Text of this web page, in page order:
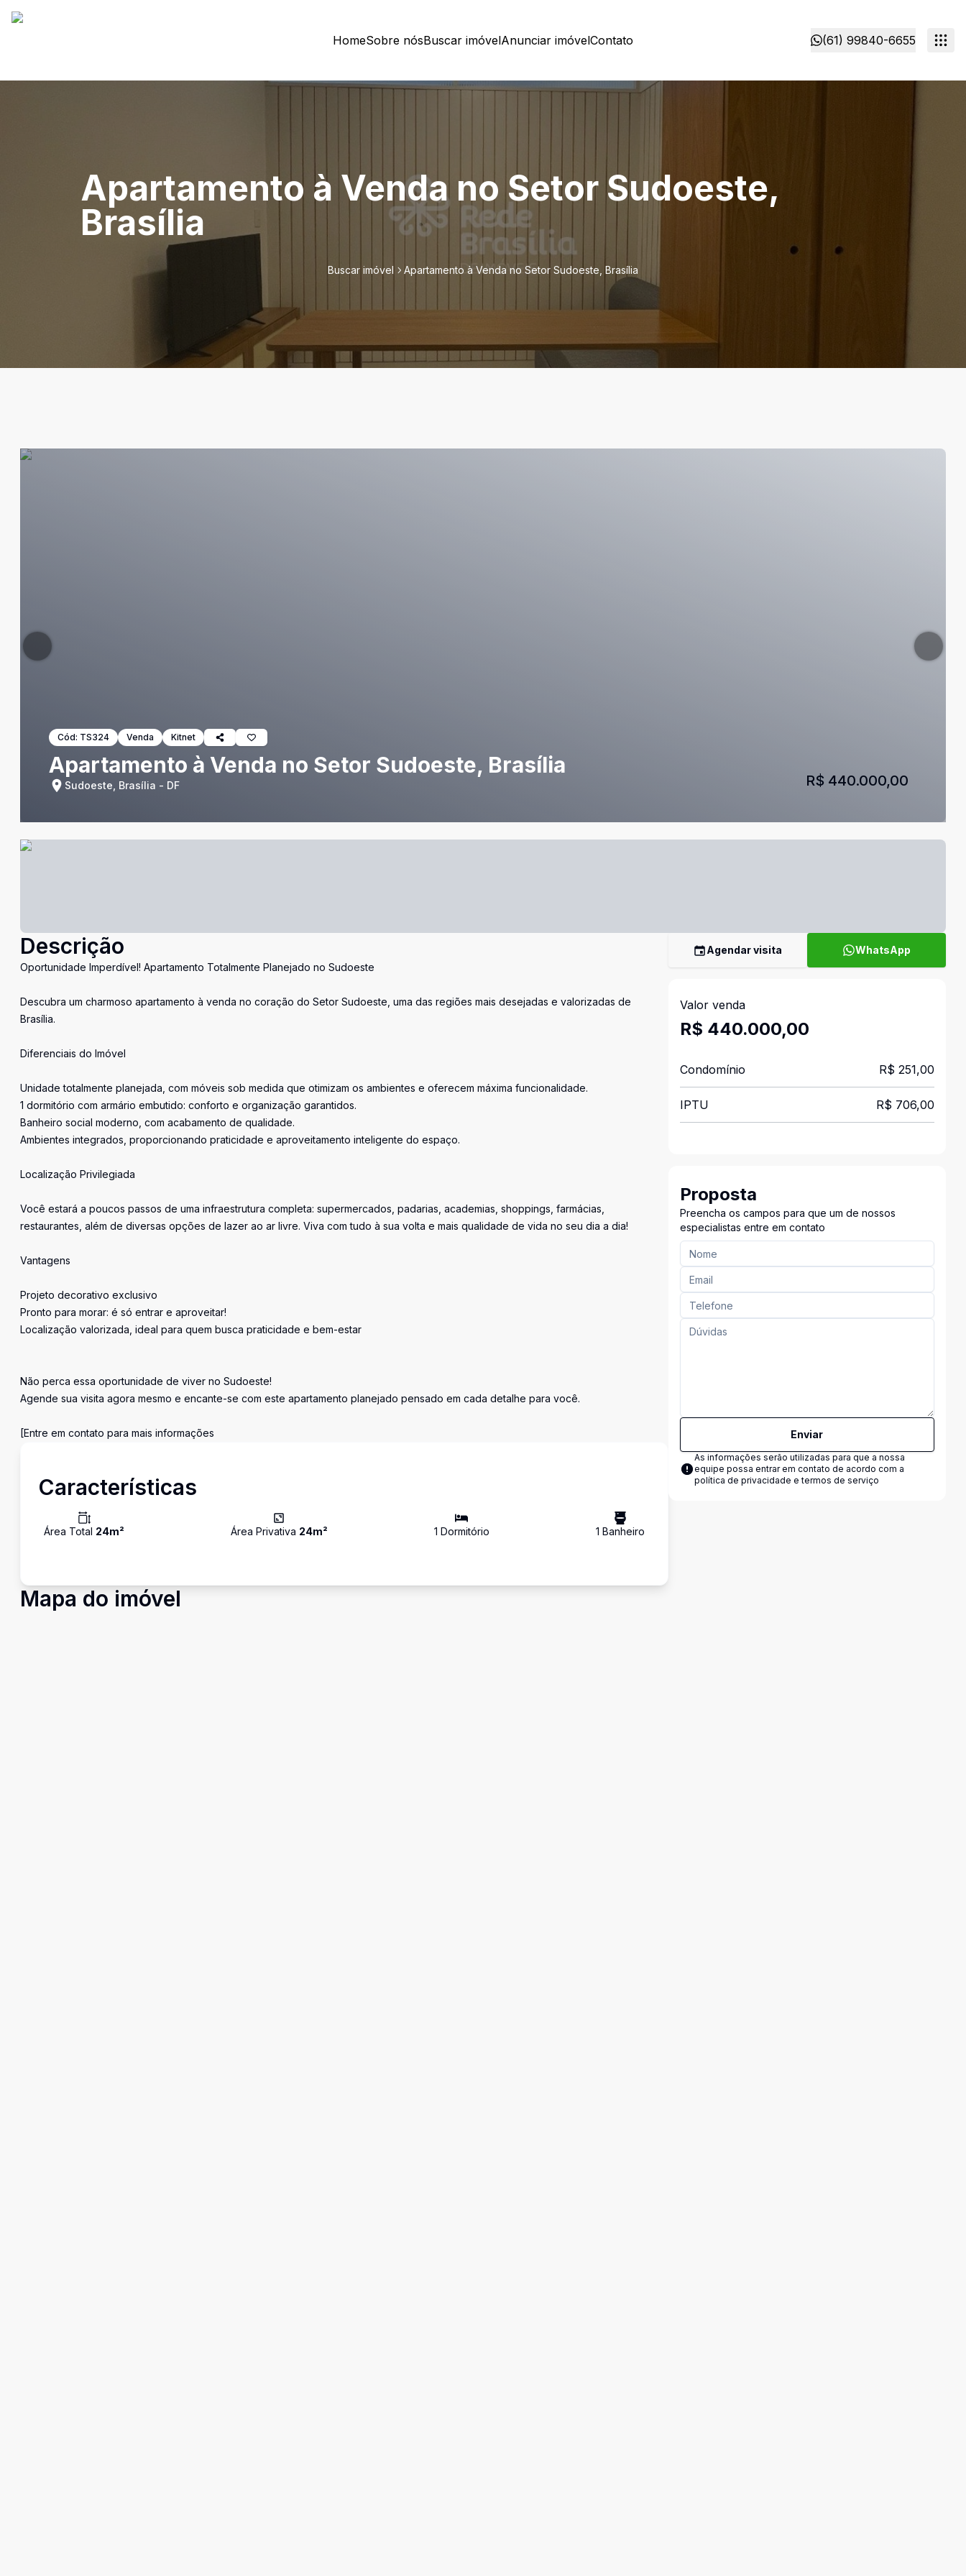
HomeSobre nósBuscar imóvelAnunciar imóvelContato (61) 99840-6655
Apartamento à Venda no Setor Sudoeste,
Brasília
Buscar imóvel Apartamento à Venda no Setor Sudoeste, Brasília
Cód: TS324 Venda Kitnet
Apartamento à Venda no Setor Sudoeste, Brasília
Sudoeste, Brasília - DF R$ 440.000,00
Descrição
Oportunidade Imperdível! Apartamento Totalmente Planejado no Sudoeste
Descubra um charmoso apartamento à venda no coração do Setor Sudoeste, uma das regiões mais desejadas e valorizadas de
Brasília.
Diferenciais do Imóvel
Unidade totalmente planejada, com móveis sob medida que otimizam os ambientes e oferecem máxima funcionalidade.
1 dormitório com armário embutido: conforto e organização garantidos.
Banheiro social moderno, com acabamento de qualidade.
Ambientes integrados, proporcionando praticidade e aproveitamento inteligente do espaço.
Localização Privilegiada
Você estará a poucos passos de uma infraestrutura completa: supermercados, padarias, academias, shoppings, farmácias,
restaurantes, além de diversas opções de lazer ao ar livre. Viva com tudo à sua volta e mais qualidade de vida no seu dia a dia!
Vantagens
Projeto decorativo exclusivo
Pronto para morar: é só entrar e aproveitar!
Localização valorizada, ideal para quem busca praticidade e bem-estar
Não perca essa oportunidade de viver no Sudoeste!
Agende sua visita agora mesmo e encante-se com este apartamento planejado pensado em cada detalhe para você.
[Entre em contato para mais informações
Características
Área Total 24m² Área Privativa 24m² 1 Dormitório 1 Banheiro
Mapa do imóvel
Agendar visita WhatsApp
Valor venda
R$ 440.000,00
Condomínio R$ 251,00
IPTU R$ 706,00
Proposta
Preencha os campos para que um de nossos
especialistas entre em contato
Enviar
As informações serão utilizadas para que a nossa
equipe possa entrar em contato de acordo com a
política de privacidade e termos de serviço